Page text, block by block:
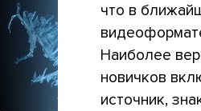
что в
Наиболее
новичков
источник,